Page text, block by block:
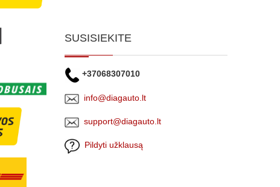
SUSISIEKITE
+37068307010
info@diagauto.lt
support@diagauto.lt
Pildyti užklausą